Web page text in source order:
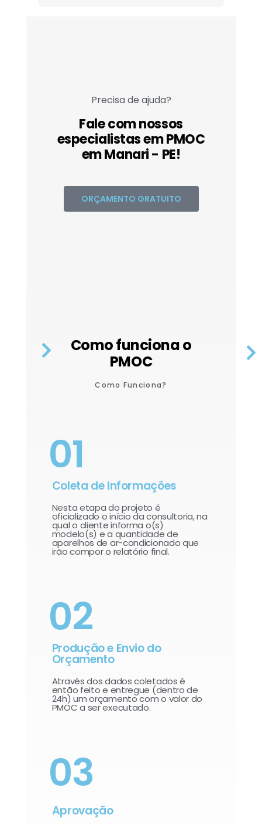
Precisa de ajuda?
Fale com nossos
especialistas em PMOC
em Manari - PE!
ORÇAMENTO GRATUITO
Como funciona o
PMOC
Como Funciona?
01
Coleta de Informações
Nesta etapa do projeto é
oficializado o início da consultoria, na
qual o cliente informa o(s)
modelo(s) e a quantidade de
aparelhos de ar-condicionado que
irão compor o relatório final.​
02
Produção e Envio do
Orçamento
Através dos dados coletados é
então feito e entregue (dentro de
24h) um orçamento com o valor do
PMOC a ser executado.
03
Aprovação